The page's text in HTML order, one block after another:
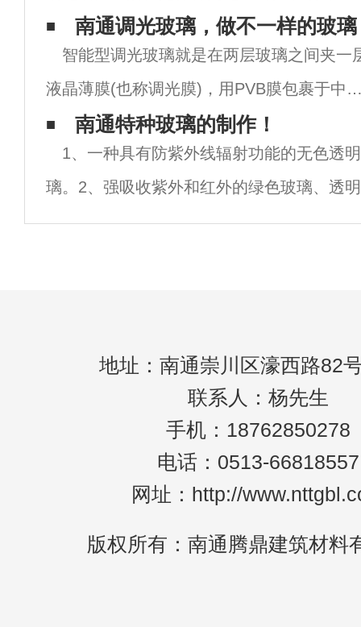
观，实用性高，但是沾染上脏会显得比较明
显，接下来就给大家介绍一下关于保养南通
光玻璃的方法。注：安装前要做好玻璃胶密
处理
南通调光玻璃，做不一样的玻
智能型调光玻璃就是在两层玻璃之间夹一
液晶薄膜(也称调光膜)，用PVB膜包裹于中
间，再置入高压釜或普通一步法炉中，经高
温、高压过程胶合。智能型调光玻璃除具有
密性外，还具有各种安全玻璃的应用特点。
调
南通特种玻璃的制作！
1、一种具有防紫外线辐射功能的无色透
璃。2、强吸收紫外和红外的绿色玻璃、透
3、一种牙科微晶玻璃及其制备方法和用途
地址：南通崇川区濠西路82
联系人：杨先生
手机：18762850278
电话：0513-66818557
网址：http://
版权所有：南通腾鼎建筑材料